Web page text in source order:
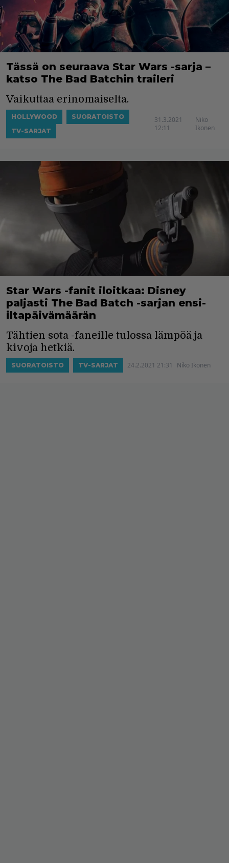
Tässä on seuraava Star Wars -sarja –
katso The Bad Batchin traileri
Vaikuttaa erinomaiselta.
HOLLYWOOD
SUORATOISTO
TV-SARJAT
31.3.2021
12:11
Niko
Ikonen
Star Wars -fanit iloitkaa: Disney
paljasti The Bad Batch -sarjan ensi-
iltapäivämäärän
Tähtien sota -faneille tulossa lämpöä ja
kivoja hetkiä.
SUORATOISTO TV-SARJAT 24.2.2021 21:31 Niko Ikonen